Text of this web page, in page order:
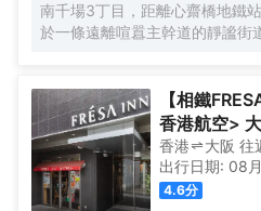
南千場3丁目，距離心齋橋地鐵
於一條遠離喧囂主幹道的靜謐街
【相鐵
香港航空>
香港 大阪 往
出行日期: 08
4.6分